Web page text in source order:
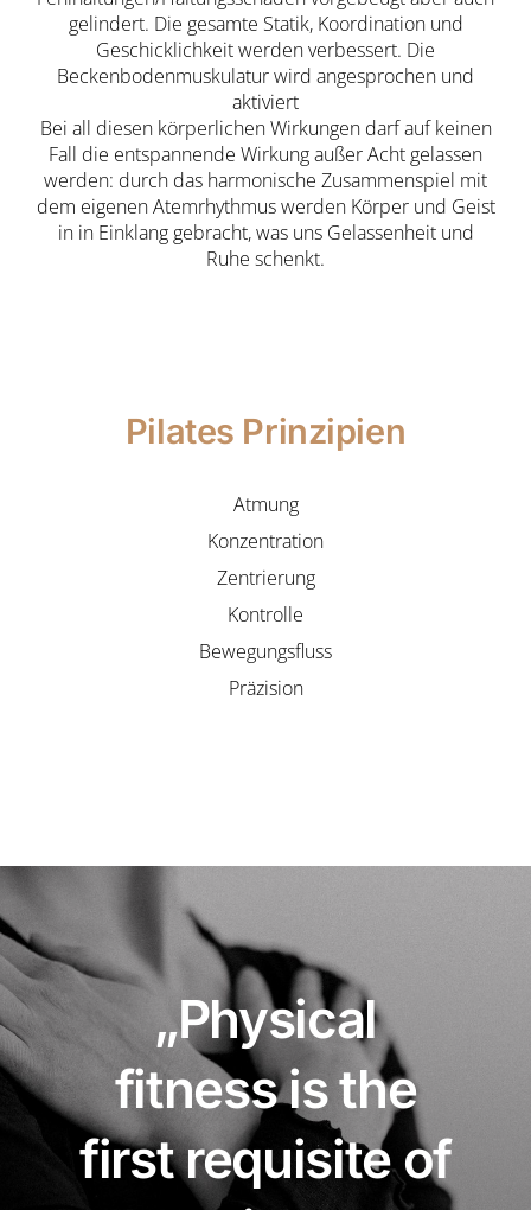
gelindert. Die gesamte Statik, Koordination und
Geschicklichkeit werden verbessert. Die
Beckenbodenmuskulatur wird angesprochen und
aktiviert
Bei all diesen körperlichen Wirkungen darf auf keinen
Fall die entspannende Wirkung außer Acht gelassen
werden: durch das harmonische Zusammenspiel mit
dem eigenen Atemrhythmus werden Körper und Geist
in in Einklang gebracht, was uns Gelassenheit und
Ruhe schenkt.
Pilates Prinzipien
Atmung
Konzentration
Zentrierung
Kontrolle
Bewegungsfluss
Präzision
„Physical
fitness is the
first requisite of